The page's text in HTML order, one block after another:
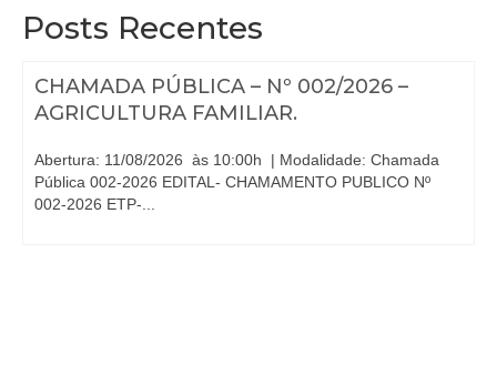
Posts Recentes
CHAMADA PÚBLICA – Nº 002/2026 –
AGRICULTURA FAMILIAR.
Abertura: 11/08/2026 às 10:00h | Modalidade: Chamada
Pública 002-2026 EDITAL- CHAMAMENTO PUBLICO Nº
002-2026 ETP-...